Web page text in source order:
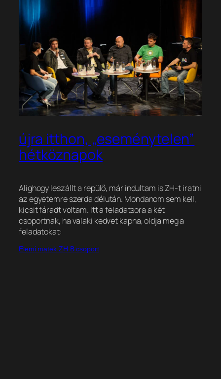
újra itthon, „eseménytelen”
hétköznapok
Alighogy leszállt a repülő, már indultam is ZH-t iratni
az egyetemre szerda délután. Mondanom sem kell,
kicsit fáradt voltam. Itt a feladatsora a két
csoportnak, ha valaki kedvet kapna, oldja meg a
feladatokat:
Elemi matek ZH B csoport